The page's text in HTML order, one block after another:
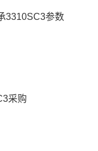
3310SC3参数
采购